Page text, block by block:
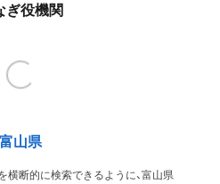
ぎ役機関
富山県
横断的に検索できるように、富山県